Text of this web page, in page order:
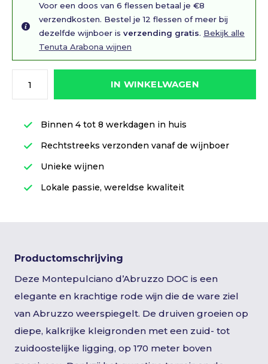
Voor een doos van 6 flessen betaal je €8
verzendkosten. Bestel je 12 flessen of meer bij
dezelfde wijnboer is verzending gratis. Bekijk alle
Tenuta Arabona wijnen
IN WINKELWAGEN
Binnen 4 tot 8 werkdagen in huis
Rechtstreeks verzonden vanaf de wijnboer
Unieke wijnen
Lokale passie, wereldse kwaliteit
Productomschrijving
Deze Montepulciano d’Abruzzo DOC is een
elegante en krachtige rode wijn die de ware ziel
van Abruzzo weerspiegelt. De druiven groeien op
diepe, kalkrijke kleigronden met een zuid- tot
zuidoostelijke ligging, op 170 meter boven